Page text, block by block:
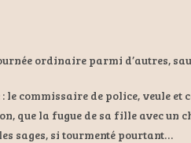
ordinaire parmi d’autres,
commissaire de police, veule
que la fugue de sa fille avec un
sages, si tourmenté pourtant…